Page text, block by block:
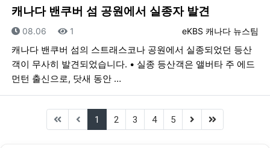
캐나다 밴쿠버 섬 공원에서 실종자 발견
등록자
eKBS 캐나다 뉴스팀
등록일
08.06 조회
1
캐나다 밴쿠버 섬의 스트래스코나 공원에서 실종되었던 등산
객이 무사히 발견되었습니다. • 실종 등산객은 앨버타 주 에드
먼턴 출신으로, 닷새 동안 …
1 (current)
2 3 4 5 (next)(last)